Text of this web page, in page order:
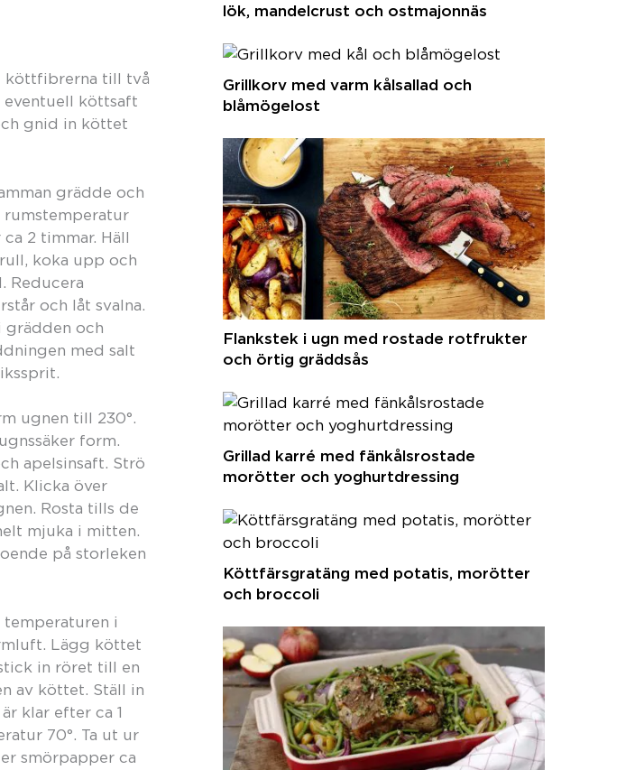
köttfibrerna till två
eventuell köttsaft
gnid in köttet
grädde och
2 timmar. Häll
koka upp och
Reducera
och låt svalna.
grädden och
med salt
ugnen till 230°.
form.
apelsinsaft. Strö
Klicka över
Rosta tills de
mjuka i mitten.
på storleken
temperaturen i
Lägg köttet
in röret till en
av köttet. Ställ in
klar efter ca 1
70°. Ta ut ur
smörpapper ca
lök, mandelcrust och ostmajonnäs
Grillkorv med varm kålsallad och
blåmögelost
Flankstek i ugn med rostade rotfrukter
och örtig gräddsås
Grillad karré med fänkålsrostade
morötter och yoghurtdressing
Köttfärsgratäng med potatis, morötter
och broccoli